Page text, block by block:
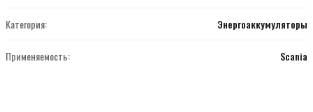
Категория: Энергоаккумуляторы
Применяемость: Scania